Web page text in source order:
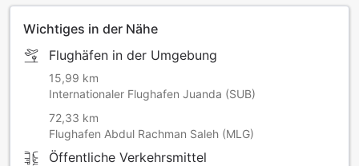
Wichtiges in der Nähe
Flughäfen in der Umgebung
15,99 km
Internationaler Flughafen Juanda (SUB)
72,33 km
Flughafen Abdul Rachman Saleh (MLG)
Öffentliche Verkehrsmittel